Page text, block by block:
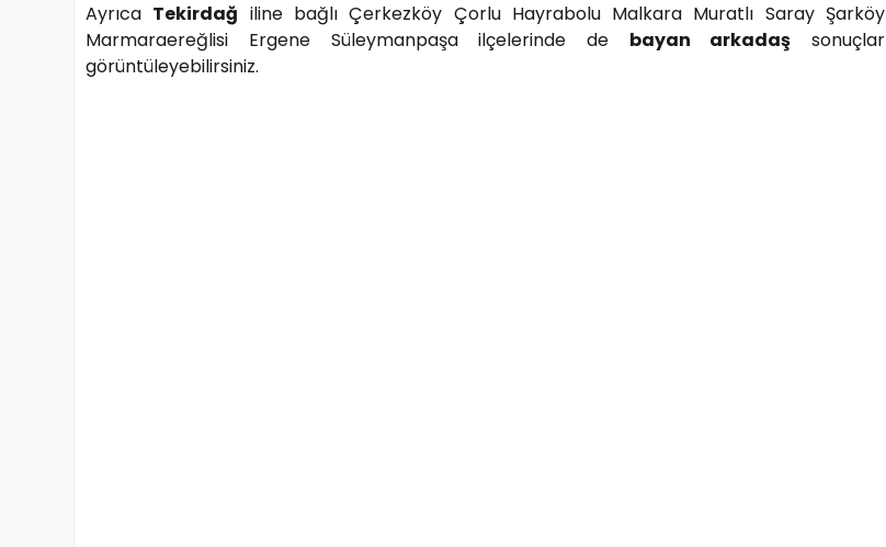
Ayrıca Tekirdağ iline bağlı Çerkezköy Çorlu Hayrabolu Malkara Muratlı Saray Şarköy
Marmaraereğlisi Ergene Süleymanpaşa ilçelerinde de bayan arkadaş sonuçlar
görüntüleyebilirsiniz.